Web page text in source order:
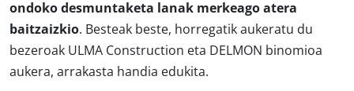
ondoko desmuntaketa lanak merkeago atera
baitzaizkio. Besteak beste, horregatik aukeratu du
bezeroak ULMA Construction eta DELMON binomioa
aukera, arrakasta handia edukita.